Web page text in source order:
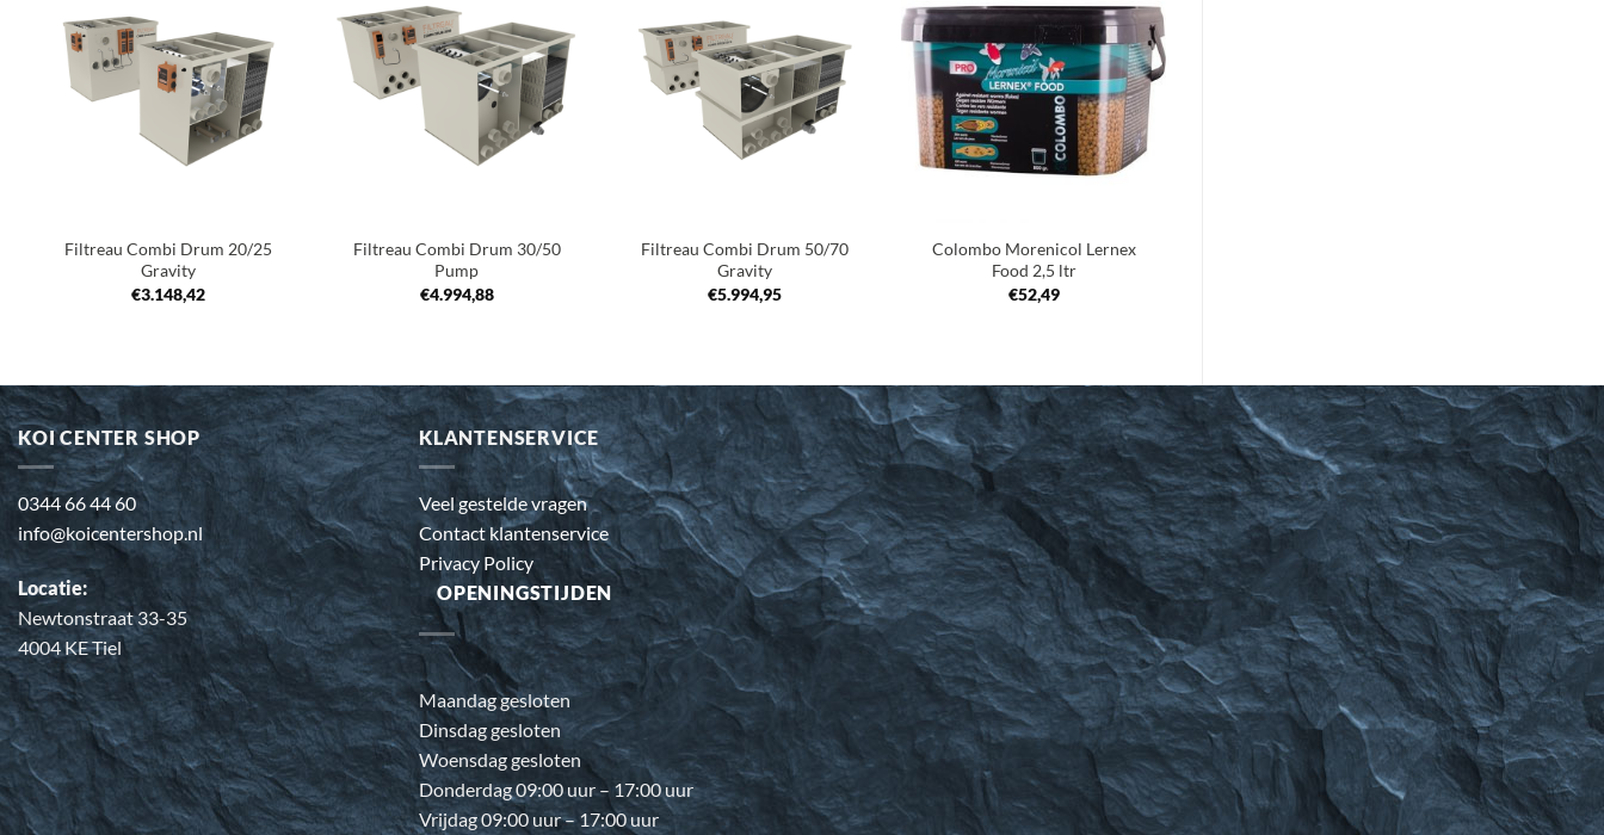
aan
verlanglijst
Filtreau Combi Drum 20/25
Gravity
€3.148,42
Toevoegen
aan
verlanglijst
Filtreau Combi Drum 30/50
Pump
€4.994,88
aan
verlanglijst
Filtreau Combi Drum 50/70
Gravity
€5.994,95
Toevoegen
aan
verlanglijst
Colombo Morenicol Lernex
Food 2,5 ltr
€52,49
KOI CENTER SHOP
0344 66 44 60
info@koicentershop.nl
Locatie:
Newtonstraat 33-35
4004 KE Tiel
KLANTENSERVICE
Veel gestelde vragen
Contact klantenservice
Privacy Policy
OPENINGSTIJDEN
Maandag gesloten
Dinsdag gesloten
Woensdag gesloten
Donderdag 09:00 uur – 17:00 uur
Vrijdag 09:00 uur – 17:00 uur